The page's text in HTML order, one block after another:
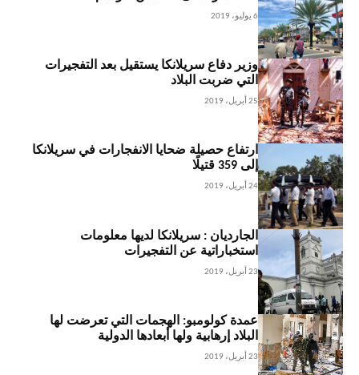
6 يوليو، 2019
وزير دفاع سريلانكا يستقيل بعد التفجيرات
التي ضربت البلاد
25 أبريل، 2019
ارتفاع حصيلة ضحايا الانفجارات في سريلانكا
إلى 359 قتيلًا
24 أبريل، 2019
الجارديان : سريلانكا لديها معلومات
استخباراتية عن التفجيرات
23 أبريل، 2019
عمدة كولومبو: الهجمات التي تعرضت لها
البلاد إرهابية ولها أبعادها الدولية
23 أبريل، 2019